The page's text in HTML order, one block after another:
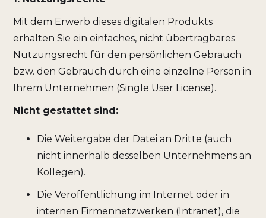
Mit dem Erwerb dieses digitalen Produkts
erhalten Sie ein einfaches, nicht übertragbares
Nutzungsrecht für den persönlichen Gebrauch
bzw. den Gebrauch durch eine einzelne Person in
Ihrem Unternehmen (Single User License).
Nicht gestattet sind:
Die Weitergabe der Datei an Dritte (auch
nicht innerhalb desselben Unternehmens an
Kollegen).
Die Veröffentlichung im Internet oder in
internen Firmennetzwerken (Intranet), die